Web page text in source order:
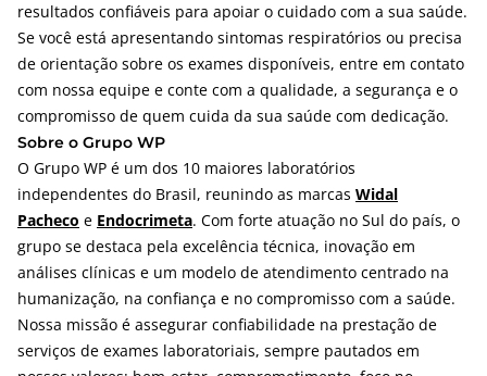
resultados confiáveis para apoiar o cuidado com a sua saúde.
Se você está apresentando sintomas respiratórios ou precisa
de orientação sobre os exames disponíveis, entre em contato
com nossa equipe e conte com a qualidade, a segurança e o
compromisso de quem cuida da sua saúde com dedicação.
Sobre o Grupo WP
O Grupo WP é um dos 10 maiores laboratórios
independentes do Brasil, reunindo as marcas Widal
Pacheco e Endocrimeta. Com forte atuação no Sul do país, o
grupo se destaca pela excelência técnica, inovação em
análises clínicas e um modelo de atendimento centrado na
humanização, na confiança e no compromisso com a saúde.
Nossa missão é assegurar confiabilidade na prestação de
serviços de exames laboratoriais, sempre pautados em